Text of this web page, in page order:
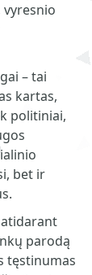
– tai
kartas,
politiniai,
bet ir
parodą
tęstinumas